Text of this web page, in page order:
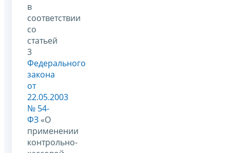
в
соответствии
со
статьей
3
Федерального
закона
от
22.05.2003
№ 54-
ФЗ «О
применении
контрольно-